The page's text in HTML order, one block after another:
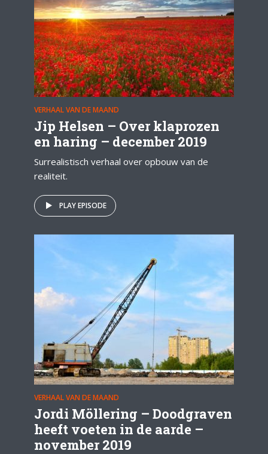
VERHAAL VAN DE MAAND
Jip Helsen – Over klaprozen
en haring – december 2019
Surrealistisch verhaal over opbouw van de
realiteit.
PLAY EPISODE
VERHAAL VAN DE MAAND
Jordi Möllering – Doodgraven
heeft voeten in de aarde –
november 2019